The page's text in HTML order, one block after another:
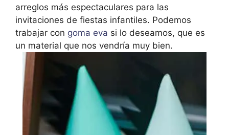
arreglos más espectaculares para las
invitaciones de fiestas infantiles. Podemos
trabajar con goma eva si lo deseamos, que es
un material que nos vendría muy bien.